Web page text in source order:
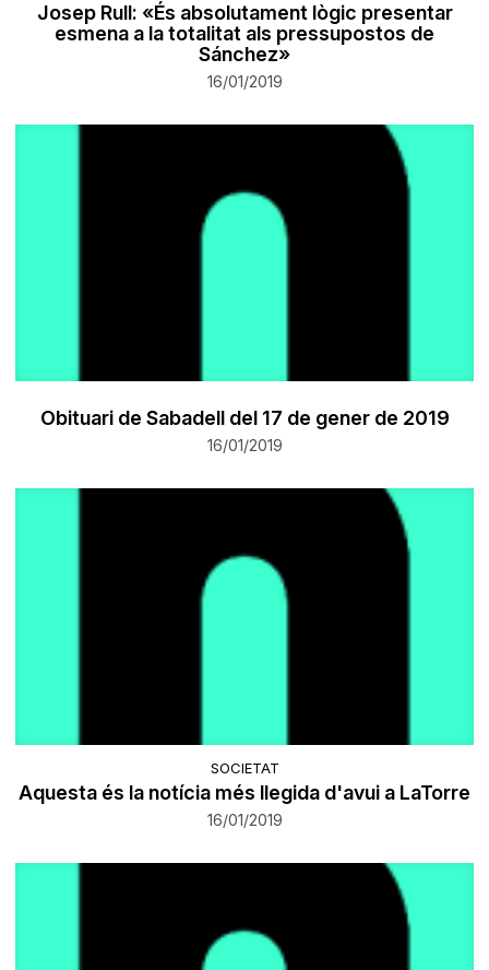
Josep Rull: «És absolutament lògic presentar
esmena a la totalitat als pressupostos de
Sánchez»
16/01/2019
Obituari de Sabadell del 17 de gener de 2019
16/01/2019
SOCIETAT
Aquesta és la notícia més llegida d'avui a LaTorre
16/01/2019